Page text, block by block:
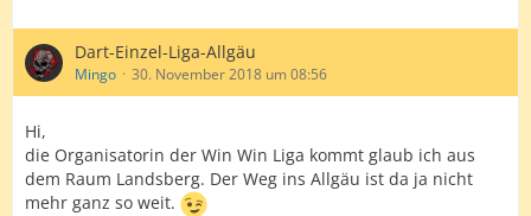
Dart-Einzel-Liga-Allgäu
Mingo 30. November 2018 um 08:56
Hi,
die Organisatorin der Win Win Liga kommt glaub ich aus
dem Raum Landsberg. Der Weg ins Allgäu ist da ja nicht
mehr ganz so weit.